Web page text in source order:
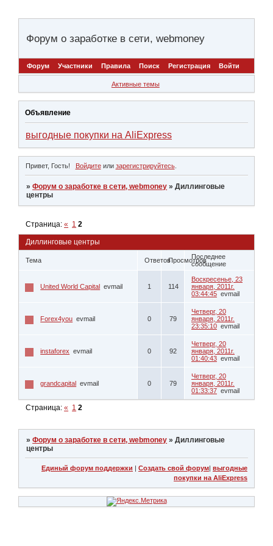
Форум о заработке в сети, webmoney
Форум Участники Правила Поиск Регистрация Войти
Активные темы
Объявление
выгодные покупки на AliExpress
Привет, Гость! Войдитеили зарегистрируйтесь.
»Форум о заработке в сети, webmoney »Диллинговые
центры
Диллинговые центры
Страница:« 1 2
Тема ОтветовПросмотровПоследнее
сообщение
United World Capital evmail 1 114
Воскресенье, 23
января, 2011г.
03:44:45 evmail
Forex4you evmail 0 79
Четверг, 20
января, 2011г.
23:35:10 evmail
instaforex evmail 0 92
Четверг, 20
января, 2011г.
01:40:43 evmail
grandcapital evmail 0 79
Четверг, 20
января, 2011г.
01:33:37 evmail
Страница:« 1 2
»Форум о заработке в сети, webmoney »Диллинговые
центры
Единый форум поддержки | Создать свой форум| выгодные
покупки на AliExpress